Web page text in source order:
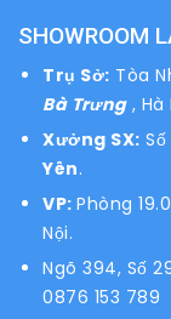
SHOWROOM
Trụ Sở: Tòa
Bà Trưng, Hà
Xưởng SX:
Yên.
VP: Phòng
Nội.
Ngõ 394, Số
0876 153 789